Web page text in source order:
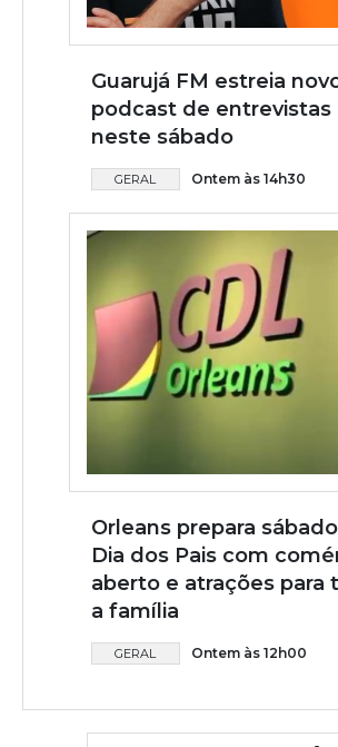
Guarujá FM estreia
podcast de entrevistas
neste sábado
GERAL Ontem às 14h30
Orleans prepara
Dia dos Pais com
aberto e atrações para
a família
GERAL Ontem às 12h00